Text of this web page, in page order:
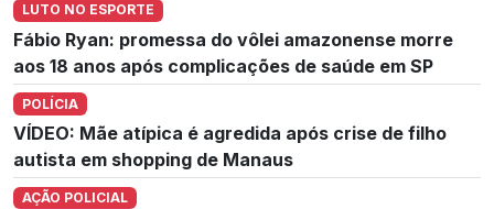
LUTO NO ESPORTE
Fábio Ryan: promessa do vôlei amazonense morre
aos 18 anos após complicações de saúde em SP
POLÍCIA
VÍDEO: Mãe atípica é agredida após crise de filho
autista em shopping de Manaus
AÇÃO POLICIAL